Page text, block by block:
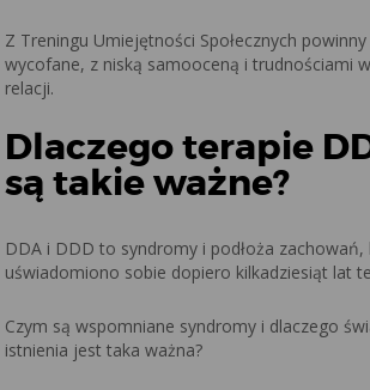
Z Treningu Umiejętności Społecznych
wycofane, z niską samooceną i trudnościami
relacji.
Dlaczego terapie
są takie ważne?
DDA i DDD to syndromy i podłoża zachowań,
uświadomiono sobie dopiero kilkadziesiąt lat
Czym są wspomniane syndromy i dlaczego
istnienia jest taka ważna?